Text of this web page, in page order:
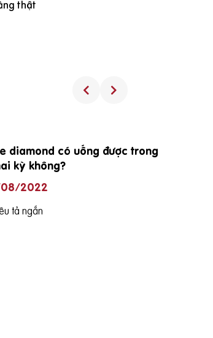
thật
diamond có uống được trong
kỳ không?
2022
tả ngắn